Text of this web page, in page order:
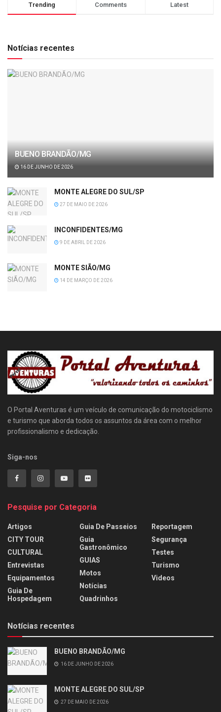
Trending Comments Latest
Notícias recentes
BUENO BRANDÃO/MG
16 DE JUNHO DE 2026
MONTE ALEGRE DO SUL/SP
27 DE MAIO DE 2026
INCONFIDENTES/MG
9 DE ABRIL DE 2026
MONTE SIÃO/MG
14 DE MARÇO DE 2026
O Portal Aventuras é um veículo de comunicação do motociclismo
e turismo que aborda todos os assuntos da área com o melhor
profissionalismo e dedicação.
Siga-nos
Pesquise por Categoria
Artigos
CITY TOUR
CULTURAL
Entrevistas
Equipamentos
Guia De
Hospedagem
Guia De Passeios
Guia
Gastronômico
GUIAS
Motos
Notícias
Quadrinhos
Reportagem
Segurança
Testes
Turismo
Videos
Notícias recentes
BUENO BRANDÃO/MG
16 DE JUNHO DE 2026
MONTE ALEGRE DO SUL/SP
27 DE MAIO DE 2026